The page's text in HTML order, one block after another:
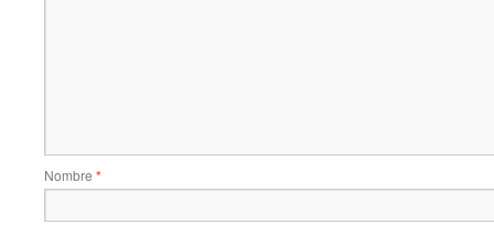
Nombre *